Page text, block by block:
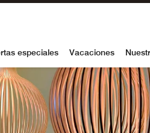
especiales Vacaciones